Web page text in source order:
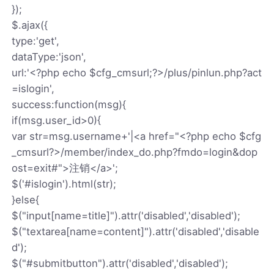
});
$.ajax({
type:'get',
dataType:'json',
url:'<?php echo $cfg_cmsurl;?>/plus/pinlun.php?act
=islogin',
success:function(msg){
if(msg.user_id>0){
var str=msg.username+'|<a href="<?php echo $cfg
_cmsurl?>/member/index_do.php?fmdo=login&dop
ost=exit#">注销</a>';
$('#islogin').html(str);
}else{
$("input[name=title]").attr('disabled','disabled');
$("textarea[name=content]").attr('disabled','disable
d');
$("#submitbutton").attr('disabled','disabled');